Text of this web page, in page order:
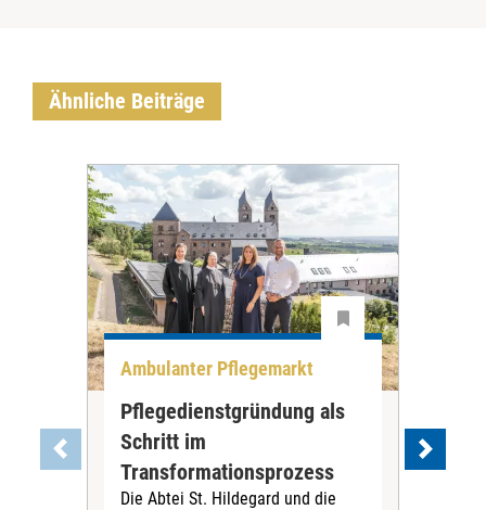
Ähnliche Beiträge
Ambulanter Pflegemarkt
Pflegedienstgründung als
Schritt im
Transformationsprozess
Die Abtei St. Hildegard und die